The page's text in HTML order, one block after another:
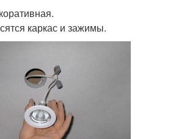
каркас и зажимы.